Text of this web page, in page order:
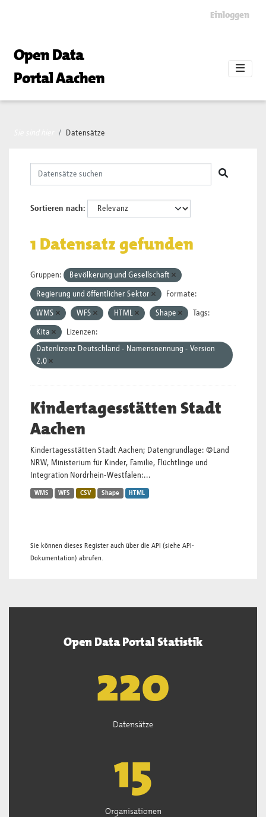
Einloggen
Open Data
Portal Aachen
Datensätze
Sortieren nach
1 Datensatz gefunden
Gruppen: Bevölkerung und Gesellschaft
Regierung und öffentlicher Sektor Formate:
WMS WFS HTML Shape Tags:
Kita
Lizenzen:
Datenlizenz Deutschland - Namensnennung - Version
2.0
Kindertagesstätten Stadt
Aachen
Kindertagesstätten Stadt Aachen; Datengrundlage: ©Land
NRW, Ministerium für Kinder, Familie, Flüchtlinge und
Integration Nordrhein-Westfalen:...
WMS WFS CSV Shape HTML
Sie können dieses Register auch über die API (siehe API-
Dokumentation) abrufen.
Open Data Portal Statistik
222
Datensätze
15
Organisationen